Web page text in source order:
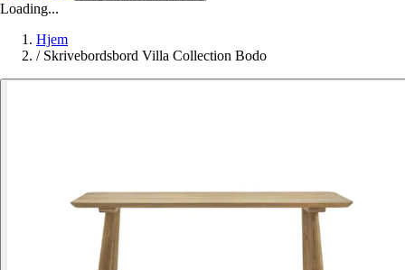
Loading...
Hjem
/ Skrivebordsbord Villa Collection Bodo